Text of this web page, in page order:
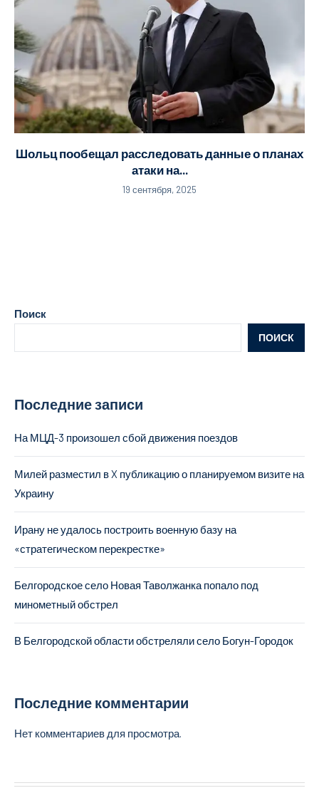
Шольц пообещал расследовать данные о планах
атаки на...
19 сентября, 2025
Поиск
ПОИСК
Последние записи
На МЦД-3 произошел сбой движения поездов
Милей разместил в X публикацию о планируемом визите на
Украину
Ирану не удалось построить военную базу на
«стратегическом перекрестке»
Белгородское село Новая Таволжанка попало под
минометный обстрел
В Белгородской области обстреляли село Богун-Городок
Последние комментарии
Нет комментариев для просмотра.